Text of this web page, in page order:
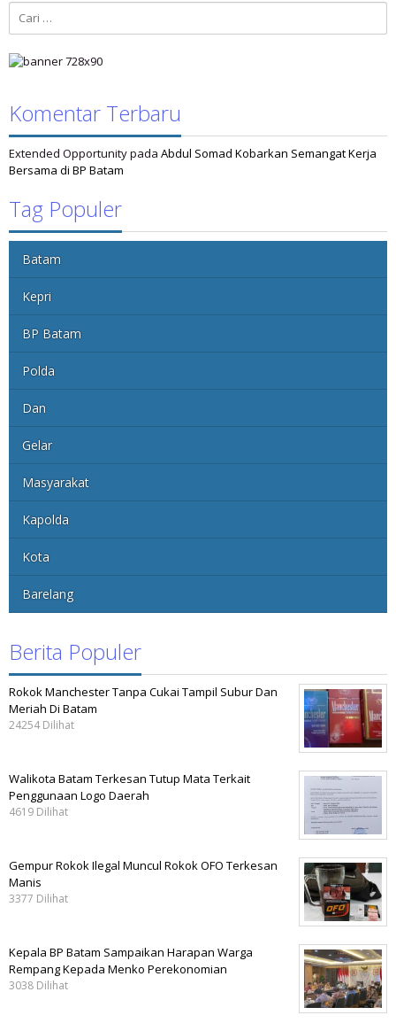
Cari
untuk:
Komentar Terbaru
Extended Opportunitypada Abdul Somad Kobarkan Semangat Kerja
Bersama di BP Batam
Tag Populer
Batam
Kepri
BP Batam
Polda
Dan
Gelar
Masyarakat
Kapolda
Kota
Barelang
Berita Populer
Rokok Manchester Tanpa Cukai Tampil Subur Dan
Meriah Di Batam
24254 Dilihat
Walikota Batam Terkesan Tutup Mata Terkait
Penggunaan Logo Daerah
4619 Dilihat
Gempur Rokok Ilegal Muncul Rokok OFO Terkesan
Manis
3377 Dilihat
Kepala BP Batam Sampaikan Harapan Warga
Rempang Kepada Menko Perekonomian
3038 Dilihat